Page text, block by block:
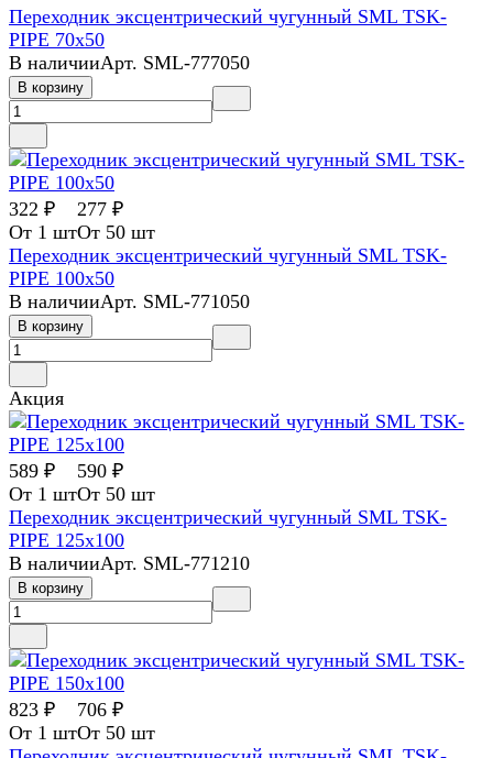
Переходник эксцентрический чугунный SML TSK-
PIPE 70х50
В наличииАрт. SML-777050
В корзину
322 ₽
От 1 шт
277 ₽
От 50 шт
Переходник эксцентрический чугунный SML TSK-
PIPE 100х50
В наличииАрт. SML-771050
В корзину
Акция
589 ₽
От 1 шт
590 ₽
От 50 шт
Переходник эксцентрический чугунный SML TSK-
PIPE 125х100
В наличииАрт. SML-771210
В корзину
823 ₽
От 1 шт
706 ₽
От 50 шт